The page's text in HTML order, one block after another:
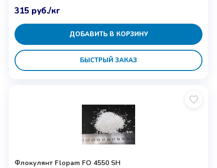
315 руб./кг
ДОБАВИТЬ В КОРЗИНУ
БЫСТРЫЙ ЗАКАЗ
Флокулянт Flopam FO 4550 SH